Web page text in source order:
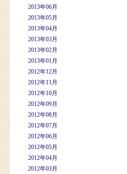
2013年06月
2013年05月
2013年04月
2013年03月
2013年02月
2013年01月
2012年12月
2012年11月
2012年10月
2012年09月
2012年08月
2012年07月
2012年06月
2012年05月
2012年04月
2012年03月